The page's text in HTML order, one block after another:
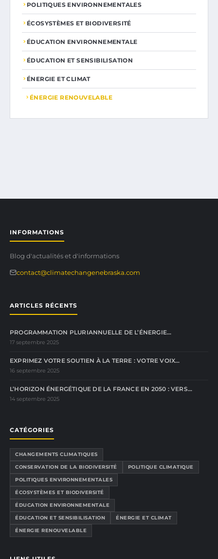
POLITIQUES ENVIRONNEMENTALES
ÉCOSYSTÈMES ET BIODIVERSITÉ
ÉDUCATION ENVIRONNEMENTALE
ÉDUCATION ET SENSIBILISATION
ÉNERGIE ET CLIMAT
ÉNERGIE RENOUVELABLE
INFORMATIONS
Blog d'actualités et d'informations
contact@climatechangenebraska.com
ARTICLES RÉCENTS
PROGRAMMATION PLURIANNUELLE DE L’ÉNERGIE…
17 septembre 2025
EXPRIMEZ VOTRE SOUTIEN À LA TERRE : VOTRE VOIX…
16 septembre 2025
L’HORIZON ÉNERGÉTIQUE DE LA FRANCE EN 2050 : VERS…
14 septembre 2025
CATÉGORIES
CHANGEMENTS CLIMATIQUES
CONSERVATION DE LA BIODIVERSITÉ
POLITIQUE CLIMATIQUE
POLITIQUES ENVIRONNEMENTALES
ÉCOSYSTÈMES ET BIODIVERSITÉ
ÉDUCATION ENVIRONNEMENTALE
ÉDUCATION ET SENSIBILISATION
ÉNERGIE ET CLIMAT
ÉNERGIE RENOUVELABLE